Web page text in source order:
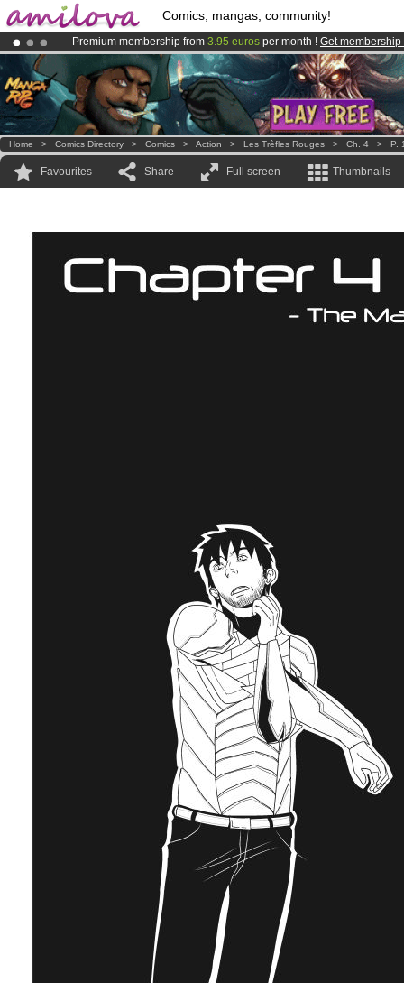
Comics, mangas, community!
Premium membership from 3.95 euros per month ! Get membership
Already 100000membersand 1000comics & mangas!.
AmilovaKickstarter is now LIVE!.
Home > Comics Directory > Comics > Action > Les Trèfles Rouges > Ch. 4 > P.
Favourites Share Full screen Thumbnails